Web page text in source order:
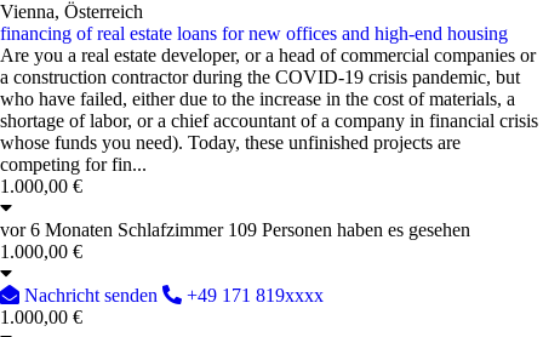
Vienna, Österreich
financing of real estate loans for new offices and high-end housing
Are you a real estate developer, or a head of commercial companies or
a construction contractor during the COVID-19 crisis pandemic, but
who have failed, either due to the increase in the cost of materials, a
shortage of labor, or a chief accountant of a company in financial crisis
whose funds you need). Today, these unfinished projects are
competing for fin...
1.000,00 €
vor 6 Monaten Schlafzimmer 109 Personen haben es gesehen
1.000,00 €
Nachricht senden
+49 171 819xxxx
1.000,00 €